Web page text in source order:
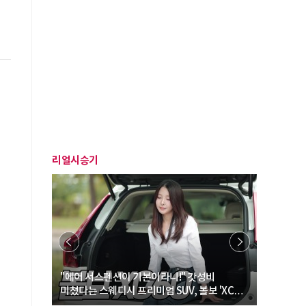
리얼시승기
"에어 서스펜션이 기본이라니!" 갓성비
미쳤다는 스웨디시 프리미엄 SUV, 볼보 'XC60